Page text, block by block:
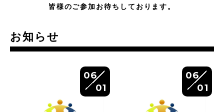
皆様のご参加お待ちしております。
お知らせ
06
01
06
01